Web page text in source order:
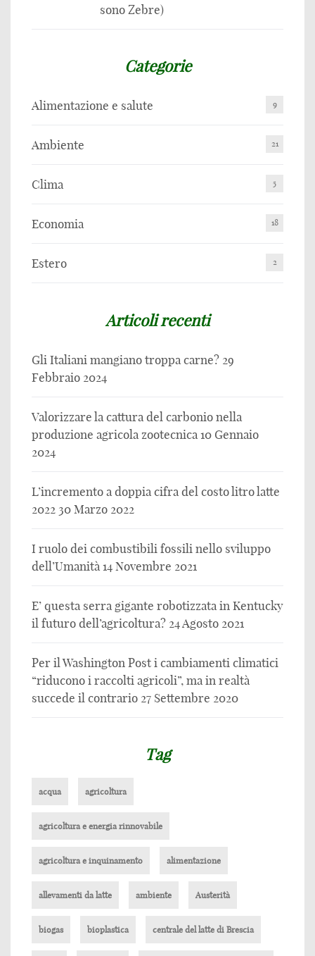
sono Zebre)
Categorie
Alimentazione e salute 9
Ambiente 21
Clima 5
Economia 18
Estero 2
Articoli recenti
Gli Italiani mangiano troppa carne? 29
Febbraio 2024
Valorizzare la cattura del carbonio nella
produzione agricola zootecnica 10 Gennaio
2024
L’incremento a doppia cifra del costo litro latte
2022 30 Marzo 2022
I ruolo dei combustibili fossili nello sviluppo
dell’Umanità 14 Novembre 2021
E’ questa serra gigante robotizzata in Kentucky
il futuro dell’agricoltura? 24 Agosto 2021
Per il Washington Post i cambiamenti climatici
“riducono i raccolti agricoli”, ma in realtà
succede il contrario 27 Settembre 2020
Tag
acqua agricoltura
agricoltura e energia rinnovabile
agricoltura e inquinamento alimentazione
allevamenti da latte ambiente Austerità
biogas bioplastica centrale del latte di Brescia